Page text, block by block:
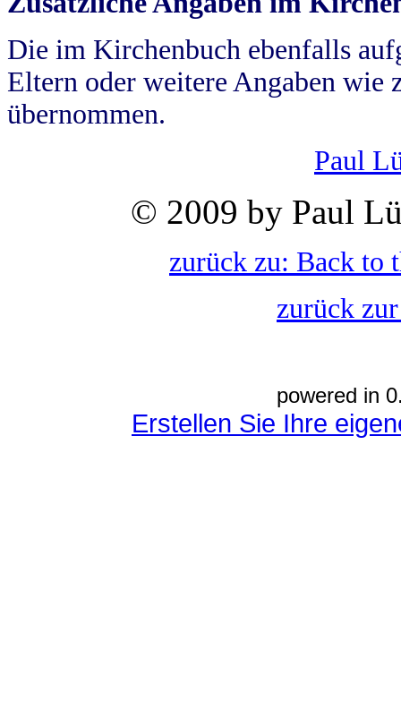
Die im Kirchenbuch ebenfalls
Eltern oder weitere Angaben wie
übernommen.
Paul
© 2009 by Paul
zurück zu: Back to
zurück
powered in
Erstellen Sie Ihre